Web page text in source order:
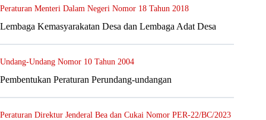
Peraturan Menteri Dalam Negeri Nomor 18 Tahun 2018
Lembaga Kemasyarakatan Desa dan Lembaga Adat Desa
Undang-Undang Nomor 10 Tahun 2004
Pembentukan Peraturan Perundang-undangan
Peraturan Direktur Jenderal Bea dan Cukai Nomor PER-22/BC/2023